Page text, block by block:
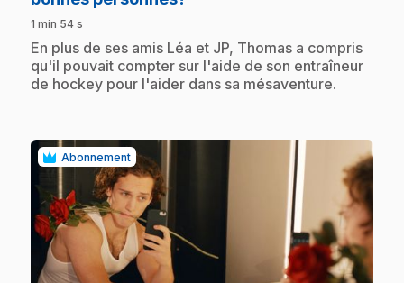
1 min 54 s
.En plus de ses amis Léa et JP, Thomas a compris
qu'il pouvait compter sur l'aide de son entraîneur
de hockey pour l'aider dans sa mésaventure.
Abonnement